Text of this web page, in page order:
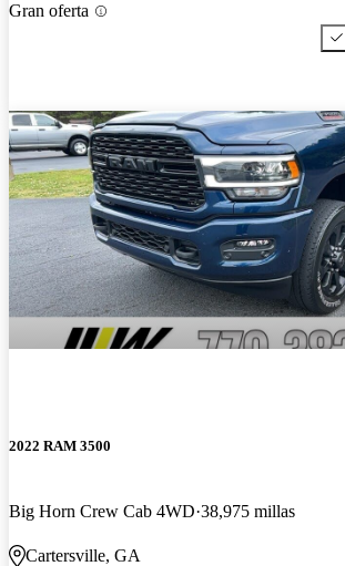
Gran oferta
2022 RAM 3500
Big Horn Crew Cab 4WD 38,975 millas
Cartersville, GA